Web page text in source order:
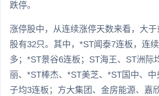
跌停。
涨停股中，从连续涨停天数来看，大
股有32只。其中，*ST闻泰7连板，连
多；*ST景谷6连板；ST海王、ST洲际
丽、*ST棒杰、*ST美芝、*ST国中、
子均3连板；方大集团、金房能源、嘉